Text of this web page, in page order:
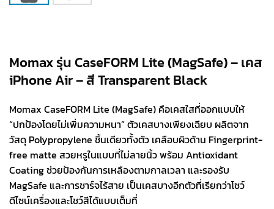
Momax รุ่น CaseFORM Lite (MagSafe) – เคส
iPhone Air – สี Transparent Black
Momax CaseFORM Lite (MagSafe) คือเคสใสที่ออกแบบให้
“ปกป้องโดยไม่เพิ่มความหนา” ตัวเคสบางเพียงเฉียบ ผลิตจาก
วัสดุ Polypropylene ชิ้นเดียวทั้งตัว เคลือบผิวด้าน Fingerprint-
free matte สวยหรูในแบบที่ไม่ลายนิ้ว พร้อม Antioxidant
Coating ช่วยป้องกันการเหลืองตามกาลเวลา และรองรับ
MagSafe และการชาร์จไร้สาย เป็นเคสบางอีกตัวที่เรียกว่าโชว์
ดีไซน์เครื่องและโชว์สีได้แบบเต็มที่